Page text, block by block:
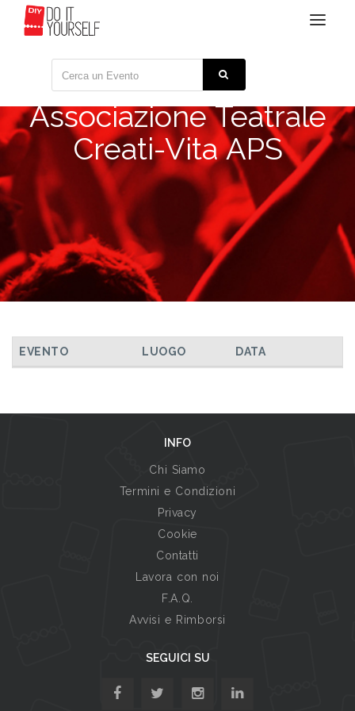
Toggle
Associazione Teatrale
Creati-Vita APS
TUTTI GLI EVENTI
EVENTO LUOGO DATA
INFO
Chi Siamo
Termini e Condizioni
Privacy
Cookie
Contatti
Lavora con noi
F.A.Q.
Avvisi e Rimborsi
SEGUICI SU